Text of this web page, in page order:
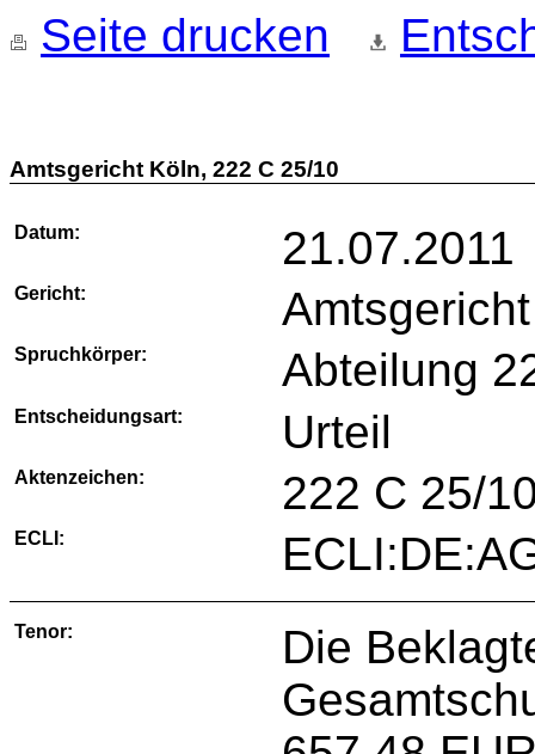
Seite drucken
Amtsgericht Köln, 222 C 25/10
Datum: 21.07.2011
Gericht:
Spruchkörper: Abteilung
Entscheidungsart: Urteil
Aktenzeichen: 222 C 25/
ECLI:
Tenor:
Die